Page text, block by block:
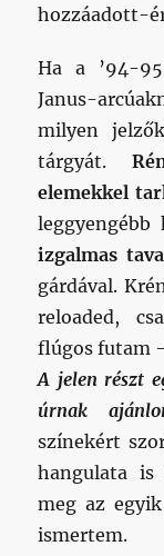
hozzáadott-
Ha a ’94-
Janus-
milyen
tárgyát.
elemekkel
izgalmas
gárdával.
reloaded,
flúgos futam
A jelen részt
úrnak
színekért
hangulata is
meg az
ismertem.